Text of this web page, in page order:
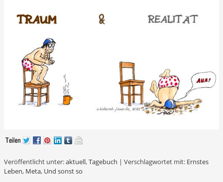
Veröffentlicht unter:aktuell,Tagebuch | Verschlagwortet mit: Ernstes
Leben, Meta, Und sonst so